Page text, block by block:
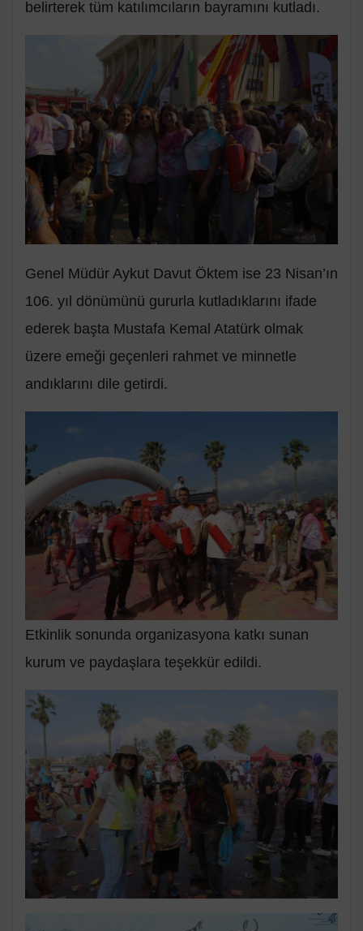
belirterek tüm katılımcıların bayramını kutladı.
Genel Müdür Aykut Davut Öktem ise 23 Nisan’ın
106. yıl dönümünü gururla kutladıklarını ifade
ederek başta Mustafa Kemal Atatürk olmak
üzere emeği geçenleri rahmet ve minnetle
andıklarını dile getirdi.
Etkinlik sonunda organizasyona katkı sunan
kurum ve paydaşlara teşekkür edildi.